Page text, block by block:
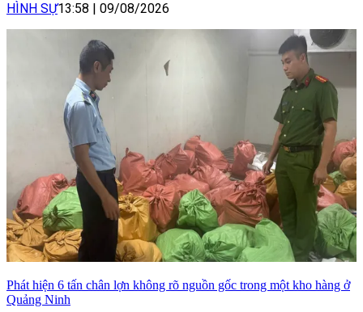
HÌNH SỰ13:58 09/08/2026
Phát hiện 6 tấn chân lợn không rõ nguồn gốc trong một kho hàng ở
Quảng Ninh